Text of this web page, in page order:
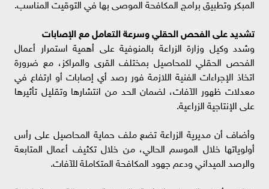
المبكر وتطبيق برامج المكافحة الموصى بها في التوقيت المناسب.
تشديد على الفحص الحقلي وسرعة التعامل مع الإصابات
وشدد وكيل وزارة الزراعة بالمنوفية على أهمية استمرار أعمال
الفحص الحقلي للمحاصيل بمختلف القرى والمراكز، مع ضرورة
اتخاذ الإجراءات الفنية اللازمة فور رصد أي إصابات أو ارتفاع في
معدلات ظهور الآفات، لضمان الحد من انتشارها وتقليل تأثيرها
على الإنتاجية الزراعية.
وأضاف أن مديرية الزراعة تضع ملف حماية المحاصيل على رأس
أولوياتها خلال الموسم الحالي، من خلال تكثيف أعمال المتابعة
والرصد الميداني ودعم جهود المكافحة المتكاملة للآفات.